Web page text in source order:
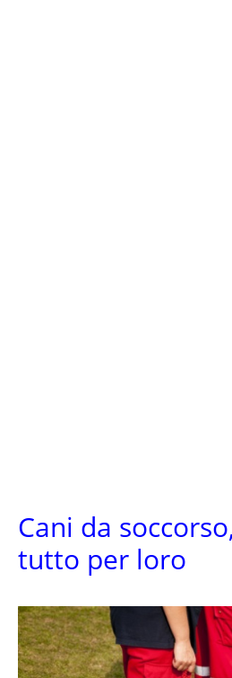
Cani da
tutto per loro